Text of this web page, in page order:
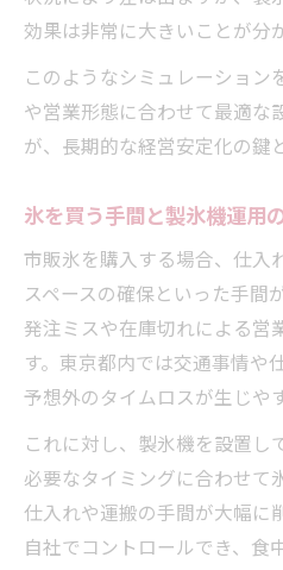
効果は非常に大きいことが分
このようなシミュレーション
や営業形態に合わせて最適な
が、長期的な経営安定化の鍵
氷を買う手間と製氷機運用
市販氷を購入する場合、仕入
スペースの確保といった手間
発注ミスや在庫切れによる営
す。東京都内では交通事情や
予想外のタイムロスが生じや
これに対し、製氷機を設置し
必要なタイミングに合わせて
仕入れや運搬の手間が大幅に
自社でコントロールでき、食